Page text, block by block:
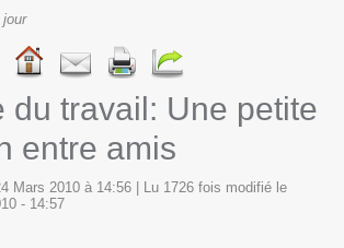
jour
du travail: Une petite
entre amis
Mars 2010 à 14:56 | Lu 1726 fois modifié le
- 14:57